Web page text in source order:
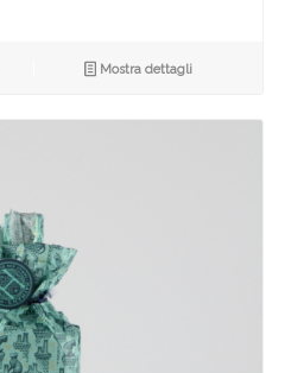
Mostra dettagli